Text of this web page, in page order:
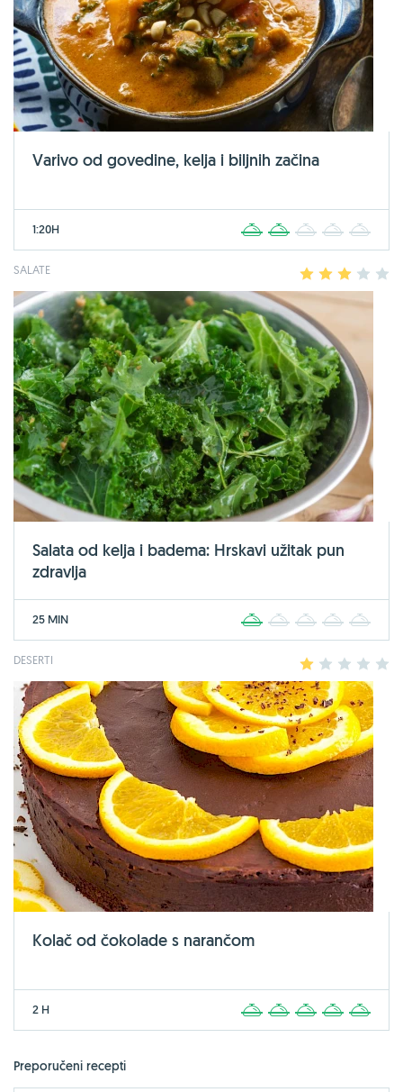
Varivo od govedine, kelja i biljnih začina
1:20H 2 3 4
SALATE 2 3 4
Salata od kelja i badema: Hrskavi užitak pun
zdravlja
25 MIN 2 3 4
DESERTI 2 3 4
Kolač od čokolade s narančom
2 H 2 3 4
Preporučeni recepti